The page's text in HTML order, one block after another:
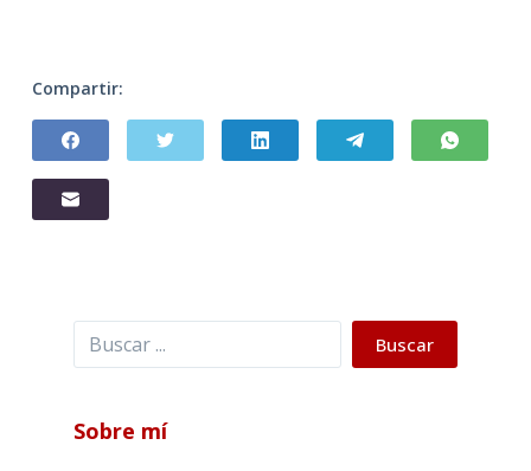
Compartir:
Buscar Buscar
Sobre mí